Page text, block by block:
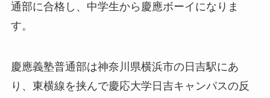
通部に合格し、中学生から慶應ボーイになりま
す。
慶應義塾普通部は神奈川県横浜市の日吉駅にあ
り、東横線を挟んで慶応大学日吉キャンパスの反